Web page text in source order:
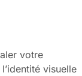
votre
visuelle